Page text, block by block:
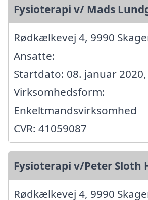
Fysioterapi v/ Mads
Rødkælkevej 4, 9990
Ansatte:
Startdato: 08. januar 2020,
Virksomhedsform:
Enkeltmandsvirksomhed
CVR: 41059087
Fysioterapi v/Peter Sloth
Rødkælkevej 4, 9990